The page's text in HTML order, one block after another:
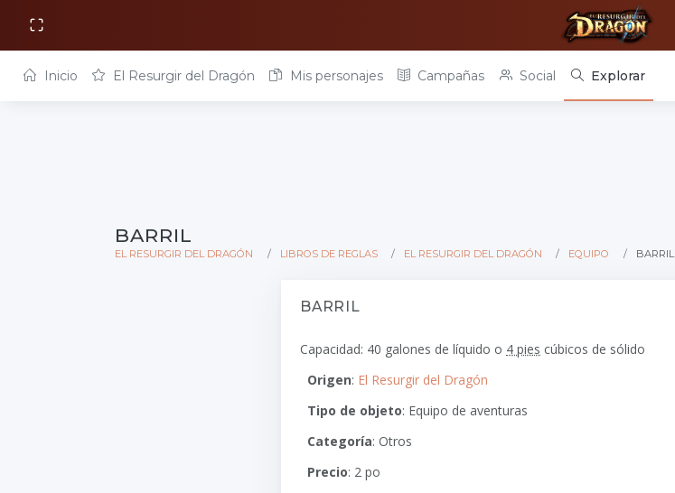
Inicio El Resurgir del Dragón Mis personajes Campañas Social Explorar
BARRIL
EL RESURGIR DEL DRAGÓN LIBROS DE REGLAS EL RESURGIR DEL DRAGÓN EQUIPO BARRIL
BARRIL
Capacidad: 40 galones de líquido o 4 pies cúbicos de sólido
Origen: El Resurgir del Dragón
Tipo de objeto: Equipo de aventuras
Categoría: Otros
Precio: 2 po